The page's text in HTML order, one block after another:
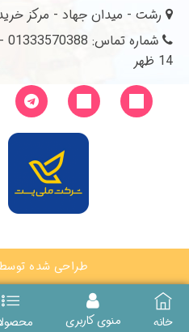
خانه منوی کاربری
رشت - میدان جهاد - مرکز
14 ظهر
طراحی شده